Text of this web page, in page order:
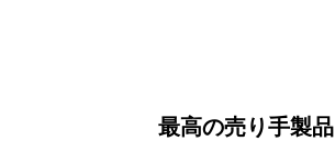
最高の売り手製品